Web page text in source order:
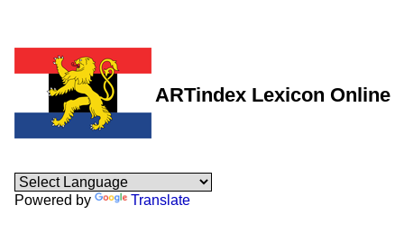
ARTindex Lexicon Online
Powered by Translate